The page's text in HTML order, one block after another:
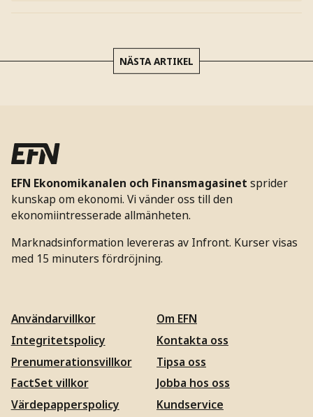
NÄSTA ARTIKEL
EFN Ekonomikanalen och Finansmagasinet sprider
kunskap om ekonomi. Vi vänder oss till den
ekonomiintresserade allmänheten.
Marknadsinformation levereras av Infront. Kurser visas
med 15 minuters fördröjning.
Användarvillkor
Integritetspolicy
Prenumerationsvillkor
FactSet villkor
Värdepapperspolicy
Om EFN
Kontakta oss
Tipsa oss
Jobba hos oss
Kundservice